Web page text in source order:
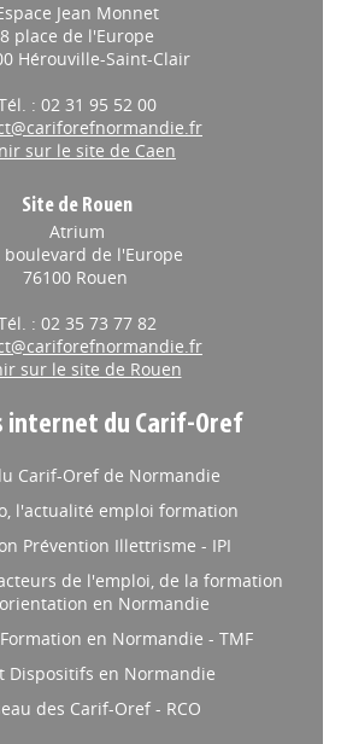
Jean Monnet
8 place de l'Europe
Hérouville-Saint-Clair
: 02 31 95 52 00
sur le site de Caen
Site de Rouen
Atrium
boulevard de l'Europe
76100 Rouen
: 02 35 73 77 82
sur le site de Rouen
internet du Carif-Oref
Carif-Oref de Normandie
l'actualité emploi formation
Prévention Illettrisme - IPI
de l'emploi, de la formation
en Normandie
en Normandie - TMF
Dispositifs en Normandie
des Carif-Oref - RCO